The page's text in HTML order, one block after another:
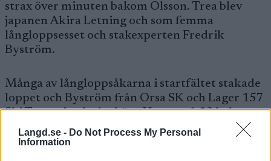
Langd.se - Do Not Process My Personal
Information
strax över minuten bakom Olsson. Trea blev
japanen Akira Letning och som femma
långloppsesset och stakexperten Fredrik
Byström.
Många av långloppsåkarna i startfältet stakade
loppet och Byström från Orsa SK och Lager 157
Ski Team gjorde det bäst. Han var 1.23 bakom
segraren.